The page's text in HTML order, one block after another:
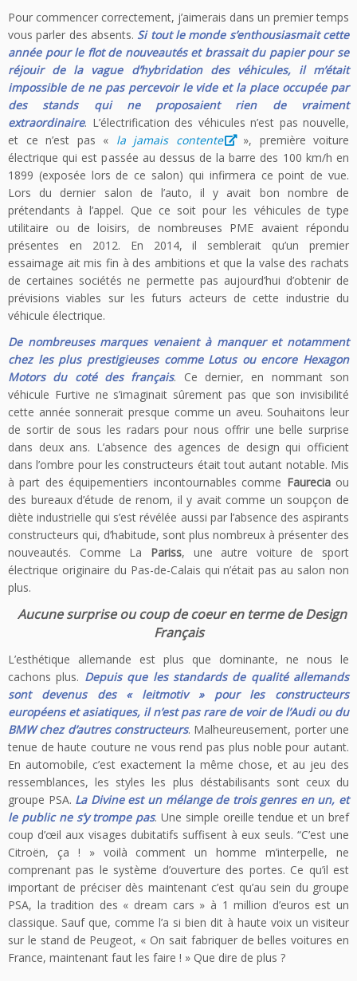
Pour commencer correctement, j’aimerais dans un premier temps
vous parler des absents. Si tout le monde s’enthousiasmait cette
année pour le flot de nouveautés et brassait du papier pour se
réjouir de la vague d’hybridation des véhicules, il m’était
impossible de ne pas percevoir le vide et la place occupée par
des stands qui ne proposaient rien de vraiment
extraordinaire. L’électrification des véhicules n’est pas nouvelle,
et ce n’est pas « la jamais contente
», première voiture
électrique qui est passée au dessus de la barre des 100 km/h en
1899 (exposée lors de ce salon) qui infirmera ce point de vue.
Lors du dernier salon de l’auto, il y avait bon nombre de
prétendants à l’appel. Que ce soit pour les véhicules de type
utilitaire ou de loisirs, de nombreuses PME avaient répondu
présentes en 2012. En 2014, il semblerait qu’un premier
essaimage ait mis fin à des ambitions et que la valse des rachats
de certaines sociétés ne permette pas aujourd’hui d’obtenir de
prévisions viables sur les futurs acteurs de cette industrie du
véhicule électrique.
De nombreuses marques venaient à manquer et notamment
chez les plus prestigieuses comme Lotus ou encore Hexagon
Motors du coté des français. Ce dernier, en nommant son
véhicule Furtive ne s’imaginait sûrement pas que son invisibilité
cette année sonnerait presque comme un aveu. Souhaitons leur
de sortir de sous les radars pour nous offrir une belle surprise
dans deux ans. L’absence des agences de design qui officient
dans l’ombre pour les constructeurs était tout autant notable. Mis
à part des équipementiers incontournables comme Faureciaou
des bureaux d’étude de renom, il y avait comme un soupçon de
diète industrielle qui s’est révélée aussi par l’absence des aspirants
constructeurs qui, d’habitude, sont plus nombreux à présenter des
nouveautés. Comme La Pariss, une autre voiture de sport
électrique originaire du Pas-de-Calais qui n’était pas au salon non
plus.
Aucune surprise ou coup de coeur en terme de Design
Français
L’esthétique allemande est plus que dominante, ne nous le
cachons plus. Depuis que les standards de qualité allemands
sont devenus des « leitmotiv » pour les constructeurs
européens et asiatiques, il n’est pas rare de voir de l’Audi ou du
BMW chez d’autres constructeurs. Malheureusement, porter une
tenue de haute couture ne vous rend pas plus noble pour autant.
En automobile, c’est exactement la même chose, et au jeu des
ressemblances, les styles les plus déstabilisants sont ceux du
groupe PSA. La Divine est un mélange de trois genres en un, et
le public ne s’y trompe pas. Une simple oreille tendue et un bref
coup d’œil aux visages dubitatifs suffisent à eux seuls. “C’est une
Citroën, ça ! » voilà comment un homme m’interpelle, ne
comprenant pas le système d’ouverture des portes. Ce qu’il est
important de préciser dès maintenant c’est qu’au sein du groupe
PSA, la tradition des « dream cars » à 1 million d’euros est un
classique. Sauf que, comme l’a si bien dit à haute voix un visiteur
sur le stand de Peugeot, « On sait fabriquer de belles voitures en
France, maintenant faut les faire ! » Que dire de plus ?